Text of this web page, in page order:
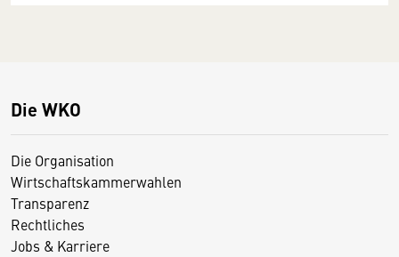
Die WKO
Die Organisation
Wirtschaftskammerwahlen
Transparenz
Rechtliches
Jobs & Karriere